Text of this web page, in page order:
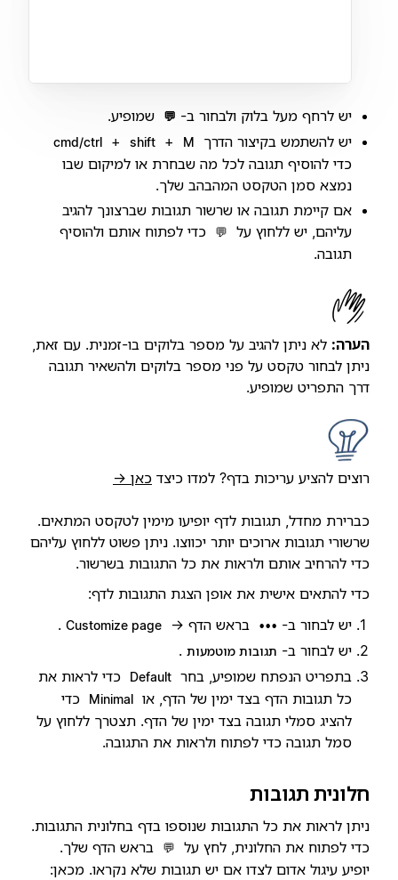
יש לרחף מעל בלוק ולבחור ב- 💬
שמופיע.
יש להשתמש בקיצור הדרך
cmd/ctrl + shift + M
כדי להוסיף תגובה לכל מה שבחרת או למיקום שבו
נמצא סמן הטקסט המהבהב שלך.
אם קיימת תגובה או שרשור תגובות שברצונך להגיב
עליהם, יש ללחוץ על
💬
כדי לפתוח אותם ולהוסיף
תגובה.
הערה: לא ניתן להגיב על מספר בלוקים בו-זמנית. עם זאת,
ניתן לבחור טקסט על פני מספר בלוקים ולהשאיר תגובה
דרך התפריט שמופיע.
רוצים להציע עריכות בדף? למדו כיצד כאן →
כברירת מחדל, תגובות לדף יופיעו מימין לטקסט המתאים.
שרשורי תגובות ארוכים יותר יכווצו. ניתן פשוט ללחוץ עליהם
כדי להרחיב אותם ולראות את כל התגובות בשרשור.
כדי להתאים אישית את אופן הצגת התגובות לדף:
יש לבחור ב- ••• בראש הדף → Customize page
.
יש לבחור ב- תגובות מוטמעות .
בתפריט הנפתח שמופיע, בחר Default
כדי לראות את
כל תגובות הדף בצד ימין של הדף, או Minimal
כדי
להציג סמלי תגובה בצד ימין של הדף. תצטרך ללחוץ על
סמל תגובה כדי לפתוח ולראות את התגובה.
חלונית תגובות
ניתן לראות את כל התגובות שנוספו בדף בחלונית התגובות.
כדי לפתוח את החלונית, לחץ על
💬
בראש הדף שלך.
יופיע עיגול אדום לצדו אם יש תגובות שלא נקראו. מכאן: